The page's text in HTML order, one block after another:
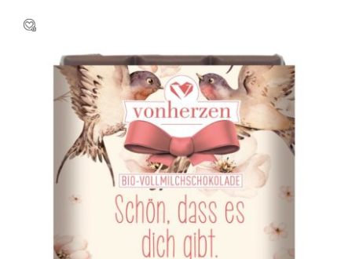
AUSFÜHRUNG WÄHLEN DIESES
PRODUKT
MEHRERE
VARIANTEN
/
DETAILS